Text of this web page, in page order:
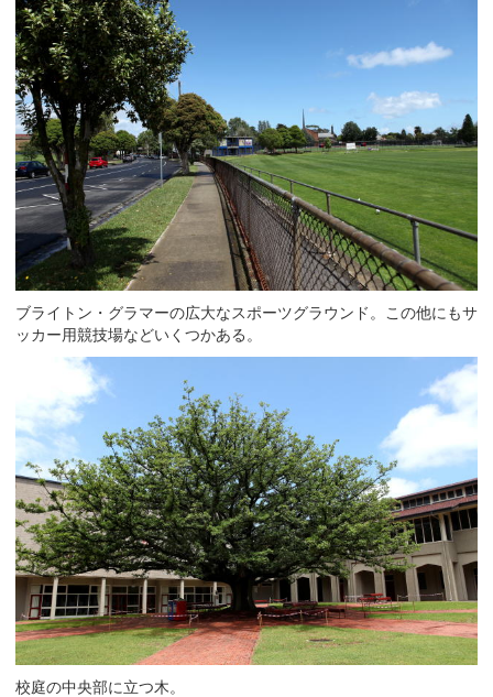
ブライトン・グラマーの広大なスポーツグラウンド。この他にもサ
ッカー用競技場などいくつかある。
校庭の中央部に立つ木。